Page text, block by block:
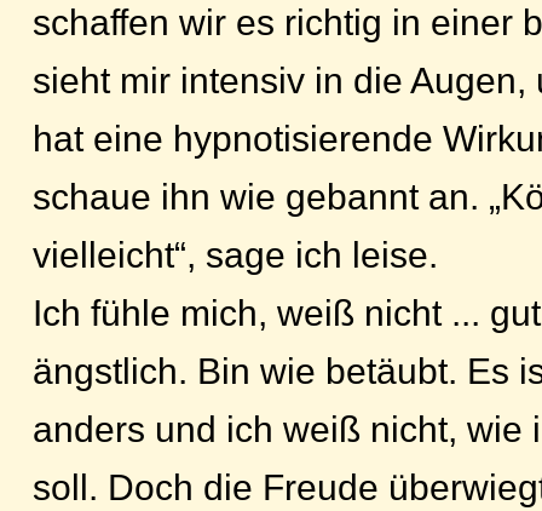
schaffen wir es richtig in einer
sieht mir intensiv in die Augen,
hat eine hypnotisierende
schaue ihn wie gebannt an.
vielleicht“, sage ich leise.
Ich fühle mich, weiß nicht ...
ängstlich. Bin wie betäubt. Es
anders und ich weiß nicht, wie
soll. Doch die Freude